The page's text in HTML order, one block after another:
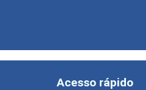
Acesso rápido